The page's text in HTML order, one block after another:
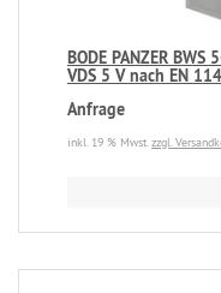
BODE PANZER
VDS 5 V nach EN
Anfrage
inkl. 19 % Mwst.zzgl.